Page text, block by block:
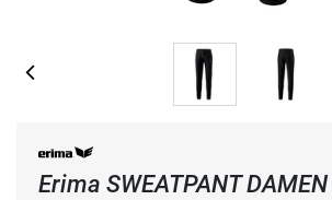
Erima SWEATPANT DAMEN